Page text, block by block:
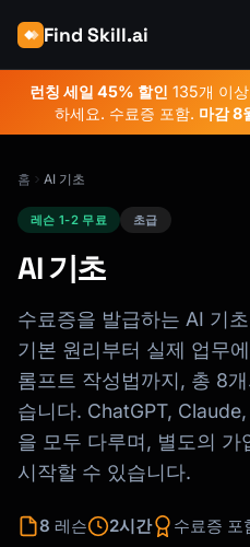
Find Skill.ai
런칭 세일 45% 할인 135개 이
하세요. 수료증 포함. 마감8
홈 AI 기초
레슨 1-2 무료 초급
AI 기초
수료증을 발급하는 AI 기
기본 원리부터 실제 업무
롬프트 작성법까지, 총 8
습니다. ChatGPT,
을 모두 다루며, 별도의
시작할 수 있습니다.
8 레슨 2시간 수료증 포